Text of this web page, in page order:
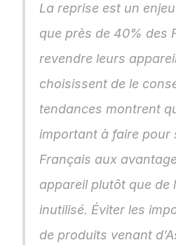
La reprise est un
que près de 40% des
revendre leurs
choisissent de le
tendances montrent
important à faire pour
Français aux
appareil plutôt que de
inutilisé. Éviter les
de produits venant